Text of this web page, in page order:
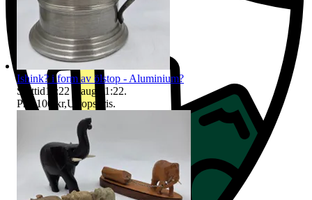
Ishink? i form av ölstop - Aluminium?
Sluttid11:22 8 aug 11:22.
Pris:100 kr,Utropspris.